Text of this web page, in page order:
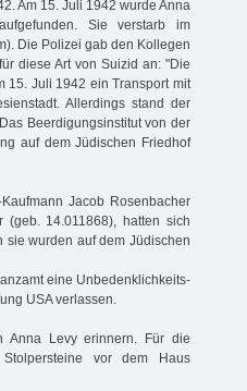
Am 15. Juli 1942 wurde Anna
Sie verstarb im
Die Polizei gab den Kollegen
diese Art von Suizid an: "Die
15. Juli 1942 ein Transport mit
Allerdings stand der
Beerdigungsinstitut von der
auf dem Jüdischen Friedhof
Jacob Rosenbacher
14.011868), hatten sich
sie wurden auf dem Jüdischen
eine Unbedenklichkeits-
USA verlassen.
Anna Levy erinnern. Für die
vor dem Haus